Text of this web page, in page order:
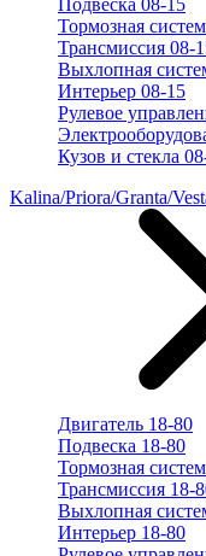
Подвеска 08-15
Тормозная
Трансмиссия 08-
Выхлопная
Интерьер 08-15
Рулевое
Кузов и стекла
Kalina/Priora/Granta/
Двигатель 18-80
Подвеска 18-80
Тормозная
Трансмиссия 18-
Выхлопная
Интерьер 18-80